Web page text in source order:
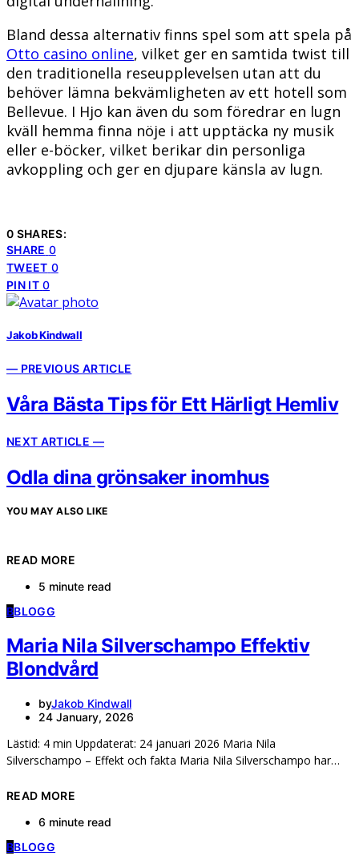
Bland dessa alternativ finns spel som att spela på
Otto casino online, vilket ger en samtida twist till
den traditionella reseupplevelsen utan att du
behöver lämna bekvämligheten av ett hotell som
Bellevue. I Hjo kan även du som föredrar en lugn
kväll hemma finna nöje i att upptäcka ny musik
eller e-böcker, vilket berikar din personliga
avkoppling och ger en djupare känsla av lugn.
0 SHARES:
SHARE 0
TWEET 0
PIN IT 0
Jakob Kindwall
— PREVIOUS ARTICLE
Våra Bästa Tips för Ett Härligt Hemliv
NEXT ARTICLE —
Odla dina grönsaker inomhus
YOU MAY ALSO LIKE
READ MORE
5 minute read
BBLOGG
Maria Nila Silverschampo Effektiv
Blondvård
byJakob Kindwall
24 January, 2026
Lästid: 4 min Uppdaterat: 24 januari 2026 Maria Nila
Silverschampo – Effekt och fakta Maria Nila Silverschampo har…
READ MORE
6 minute read
BBLOGG